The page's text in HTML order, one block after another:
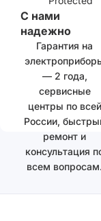
С нами
надежно
Гарантия на
— 2 года,
сервисные
центры по всей
России,
ремонт и
консультация
всем вопросам.